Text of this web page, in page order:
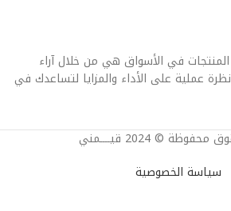
في الأسواق هي من خلال آراء
نظرة عملية على الأداء والمزايا لتساعدك في
© 2024 قيــــمني
سياسة الخصوصية